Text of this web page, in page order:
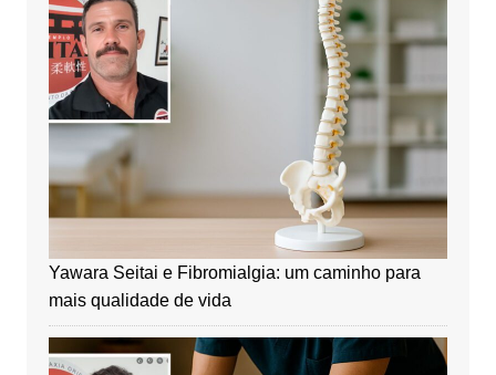
Yawara Seitai e Fibromialgia: um caminho para
mais qualidade de vida